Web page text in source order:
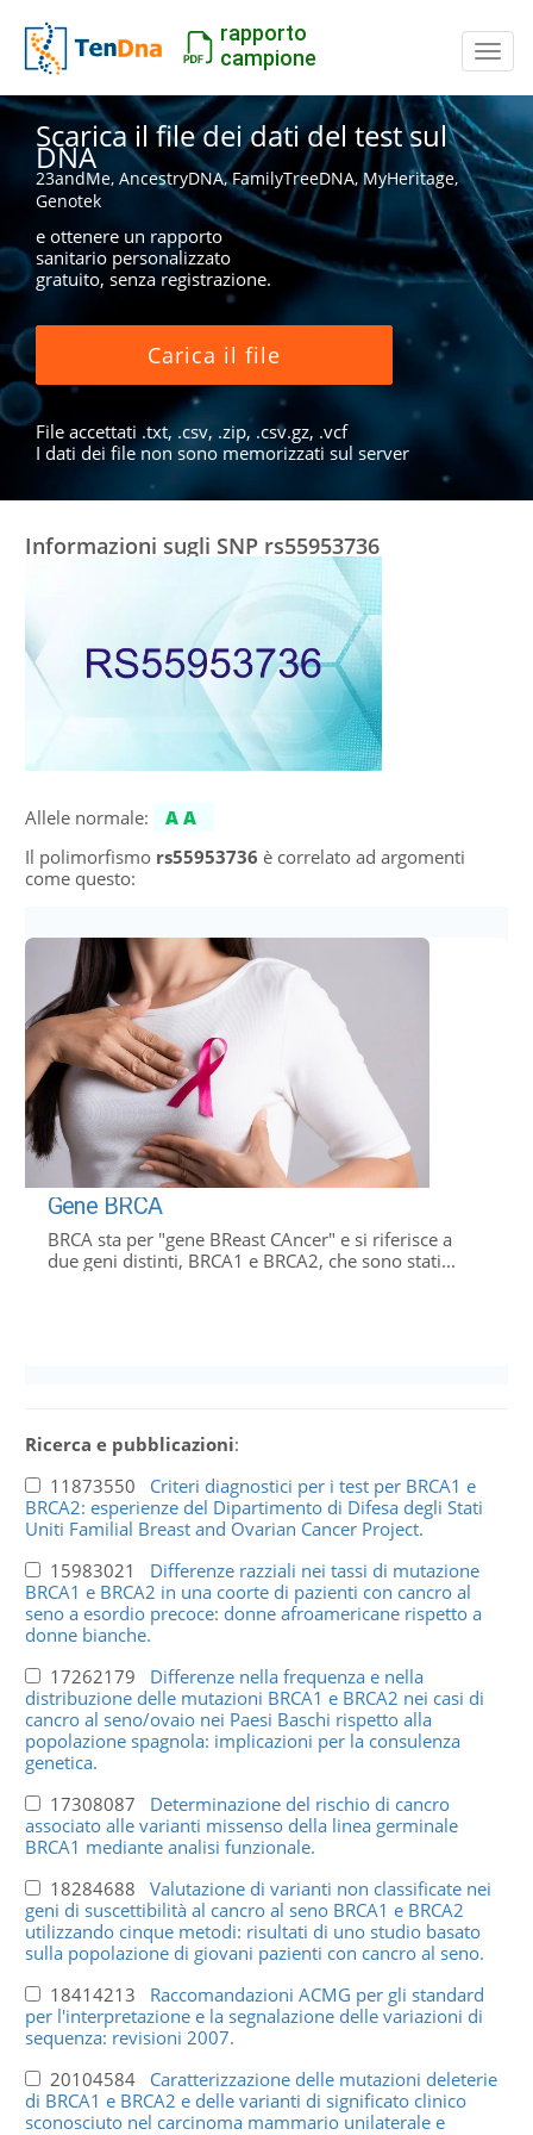
rapporto
campione
Scarica il file dei dati del test sul
DNA
23andMe, AncestryDNA, FamilyTreeDNA, MyHeritage,
Genotek
e ottenere un rapporto
sanitario personalizzato
gratuito, senza registrazione.
Carica il file
File accettati .txt, .csv, .zip, .csv.gz, .vcf
I dati dei file non sono memorizzati sul server
Informazioni sugli SNP rs55953736
Allele normale:
AA
Il polimorfismo rs55953736 è correlato ad argomenti
come questo:
Gene BRCA
BRCA sta per "gene BReast CAncer" e si riferisce a
due geni distinti, BRCA1 e BRCA2, che sono stati...
Ricerca e pubblicazioni:
11873550 Criteri diagnostici per i test per BRCA1 e
BRCA2: esperienze del Dipartimento di Difesa degli Stati
Uniti Familial Breast and Ovarian Cancer Project.
15983021 Differenze razziali nei tassi di mutazione
BRCA1 e BRCA2 in una coorte di pazienti con cancro al
seno a esordio precoce: donne afroamericane rispetto a
donne bianche.
17262179 Differenze nella frequenza e nella
distribuzione delle mutazioni BRCA1 e BRCA2 nei casi di
cancro al seno/ovaio nei Paesi Baschi rispetto alla
popolazione spagnola: implicazioni per la consulenza
genetica.
17308087 Determinazione del rischio di cancro
associato alle varianti missenso della linea germinale
BRCA1 mediante analisi funzionale.
18284688 Valutazione di varianti non classificate nei
geni di suscettibilità al cancro al seno BRCA1 e BRCA2
utilizzando cinque metodi: risultati di uno studio basato
sulla popolazione di giovani pazienti con cancro al seno.
18414213 Raccomandazioni ACMG per gli standard
per l'interpretazione e la segnalazione delle variazioni di
sequenza: revisioni 2007.
20104584 Caratterizzazione delle mutazioni deleterie
di BRCA1 e BRCA2 e delle varianti di significato clinico
sconosciuto nel carcinoma mammario unilaterale e